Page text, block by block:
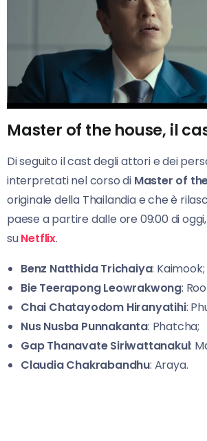
Master of the house, il
Di seguito il cast degli attori e dei
interpretati nel corso di Master of
originale della Thailandia e che è
paese a partire dalle ore 09:00 di
suNetflix.
Benz Natthida Trichaiya: Kaimook;
Bie Teerapong Leowrakwong:
Chai Chatayodom Hiranyatihi:
Nus Nusba Punnakanta: Phatcha;
Gap Thanavate Siriwattanakul:
Claudia Chakrabandhu: Araya.